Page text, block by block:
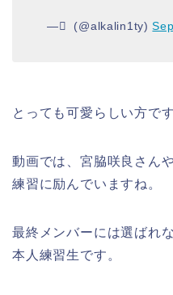
— ْ (@alkalin1ty)
とっても可愛らしい方で
動画では、宮脇咲良さん
練習に励んでいますね。
最終メンバーには選ばれ
本人練習生です。